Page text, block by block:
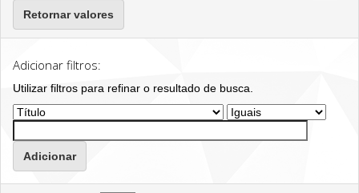
Retornar valores
Adicionar filtros:
Utilizar filtros para refinar o resultado de busca.